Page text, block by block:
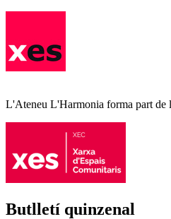
L'Ateneu L'Harmonia forma part de
Butlletí quinzenal